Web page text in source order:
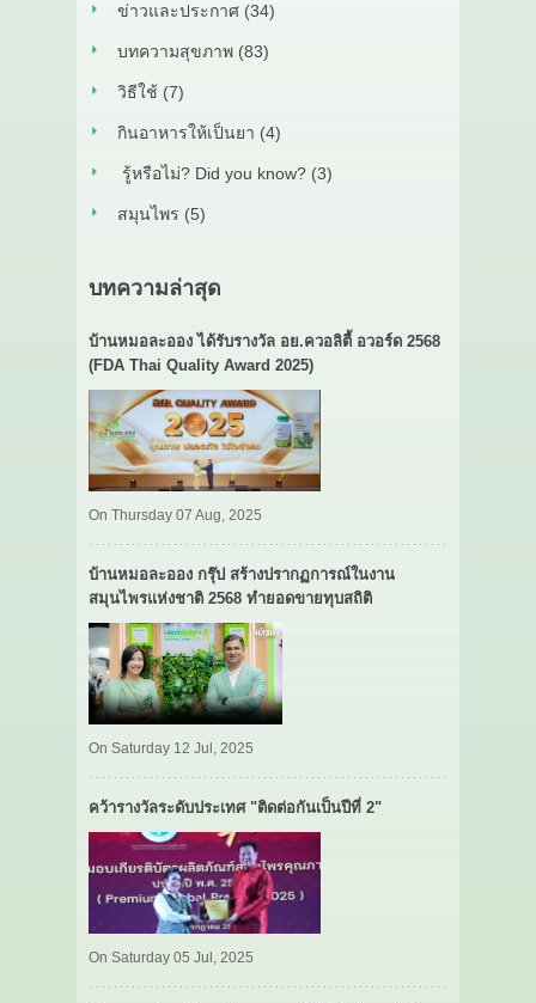
ข่าวและประกาศ (34)
บทความสุขภาพ (83)
วิธีใช้ (7)
กินอาหารให้เป็นยา (4)
รู้หรือไม่? Did you know? (3)
สมุนไพร (5)
บทความล่าสุด
บ้านหมอละออง ได้รับรางวัล อย.ควอลิตี้ อวอร์ด 2568
(FDA Thai Quality Award 2025)
On Thursday 07 Aug, 2025
บ้านหมอละออง กรุ๊ป สร้างปรากฏการณ์ในงาน
สมุนไพรแห่งชาติ 2568 ทำยอดขายทุบสถิติ
On Saturday 12 Jul, 2025
คว้ารางวัลระดับประเทศ "ติดต่อกันเป็นปีที่ 2"
On Saturday 05 Jul, 2025